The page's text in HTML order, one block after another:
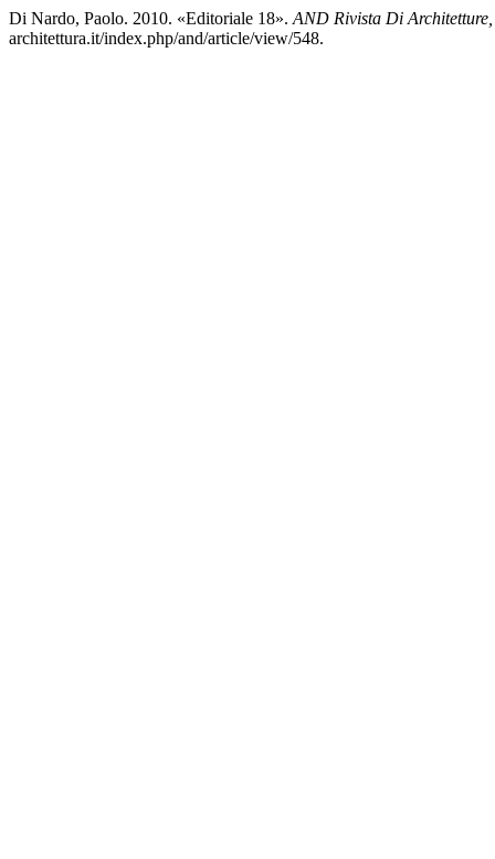
Di Nardo, Paolo. 2010. «Editoriale 18». AND Rivista Di
architettura.it/index.php/and/article/view/548.